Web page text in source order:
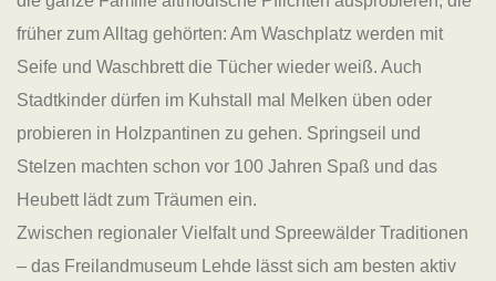
früher zum Alltag gehörten: Am Waschplatz werden mit
Seife und Waschbrett die Tücher wieder weiß. Auch
Stadtkinder dürfen im Kuhstall mal Melken üben oder
probieren in Holzpantinen zu gehen. Springseil und
Stelzen machten schon vor 100 Jahren Spaß und das
Heubett lädt zum Träumen ein.
Zwischen regionaler Vielfalt und Spreewälder Traditionen
– das Freilandmuseum Lehde lässt sich am besten aktiv